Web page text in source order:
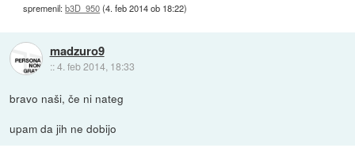
spremenil:b3D_950(4. feb 2014 ob 18:22)
madzuro9
::4. feb 2014, 18:33
bravo naši, če ni nateg
upam da jih ne dobijo